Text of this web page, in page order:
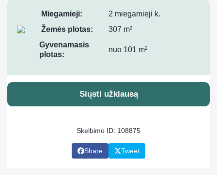
Miegamieji:
2 miegamieji k.
Žemės plotas:
307 m²
Gyvenamasis
plotas:
nuo 101 m²
Siųsti užklausą
Skelbimo ID: 108875
Share Tweet